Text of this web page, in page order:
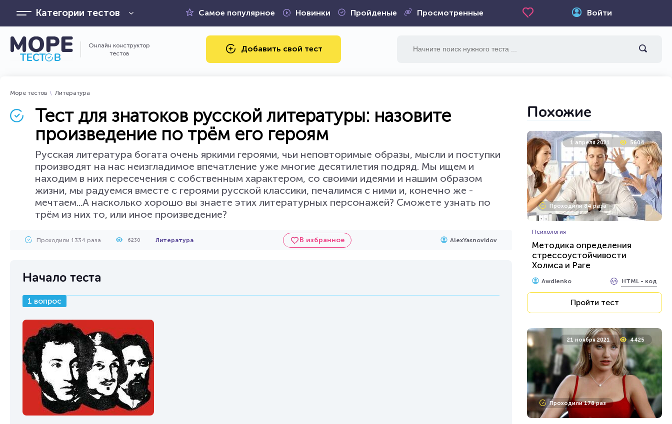
Категории тестов Самое популярное Новинки Пройденые Просмотренные Войти
Онлайн конструктор
тестов
Добавить свой тест
Море тестов Литература
Тест для знатоков русской литературы: назовите
произведение по трём его героям
Русская литература богата очень яркими героями, чьи неповторимые образы, мысли и поступки
производят на нас неизгладимое впечатление уже многие десятилетия подряд. Мы ищем и
находим в них пересечения с собственным характером, со своими идеями и нашим образом
жизни, мы радуемся вместе с героями русской классики, печалимся с ними и, конечно же -
мечтаем...А насколько хорошо вы знаете этих литературных персонажей? Сможете узнать по
трём из них то, или иное произведение?
Проходили 1334 раза 6230 Литература В избранное AlexYasnovidov
Начало теста
1 вопрос
Похожие
1 апреля 2021 5604
Проходили 84 раза
Психология
Методика определения
стрессоустойчивости
Холмса и Раге
Awdienko HTML - код
Пройти тест
21 ноября 2021 4425
Проходили 178 раз